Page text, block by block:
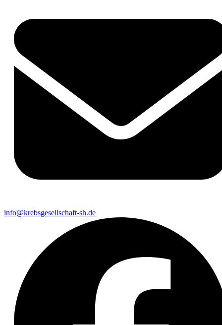
info@krebsgesellschaft-sh.de